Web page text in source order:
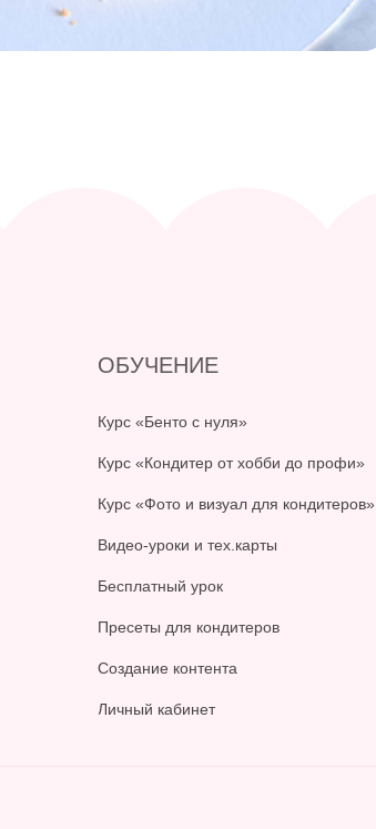
ОБУЧЕНИЕ
Курс «Бенто с нуля»
Курс «Кондитер от хобби до профи»
Видео-уроки и тех.карты
Бесплатный урок
Пресеты для кондитеров
Создание контента
Личный кабинет
Курс «Фото и визуал для кондитеров»